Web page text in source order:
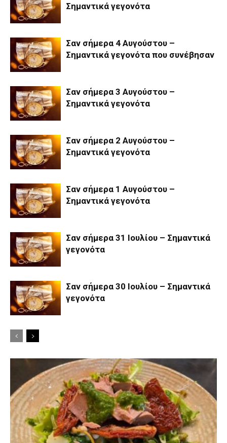
Σημαντικά γεγονότα
Σαν σήμερα 4 Αυγούστου –
Σημαντικά γεγονότα που συνέβησαν
Σαν σήμερα 3 Αυγούστου –
Σημαντικά γεγονότα
Σαν σήμερα 2 Αυγούστου –
Σημαντικά γεγονότα
Σαν σήμερα 1 Αυγούστου –
Σημαντικά γεγονότα
Σαν σήμερα 31 Ιουλίου – Σημαντικά
γεγονότα
Σαν σήμερα 30 Ιουλίου – Σημαντικά
γεγονότα